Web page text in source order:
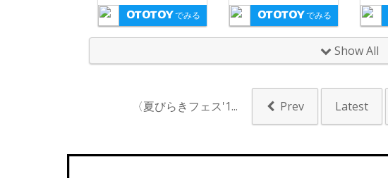
でみる でみる
Show All
〈夏びらきフェス'1... Prev Latest